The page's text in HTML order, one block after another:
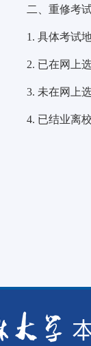
二、重修考试
1. 具体考试
2. 已在网上
3. 未在网上
4. 已结业离